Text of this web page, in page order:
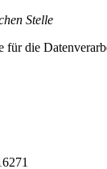
Stelle
für die